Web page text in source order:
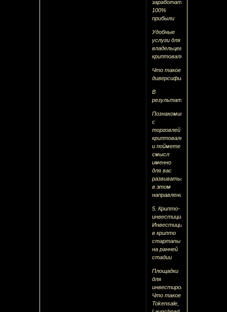
заработать
100%
прибыли
Удобные
услуги для
владельцев
криптовалют
Что такое
диверсификация
В
результаті
Познакомитесь
с
торговлей
криптовалютой
и поймете
смысл
именно
для вас
развиваться
в этом
направлении.
5. Крипто-
инвестиции
Инвестиции
в крипто
стартапы
на ранней
стадии
Площадки
для
инвестирования.
Что такое
Tokensale,